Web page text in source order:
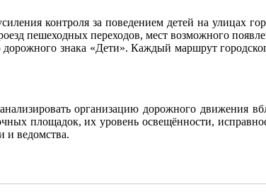
контроля за поведением детей на улицах
пешеходных переходов, мест возможного
знака «Дети». Каждый маршрут
организацию дорожного движения
площадок, их уровень освещённости,
и ведомства.